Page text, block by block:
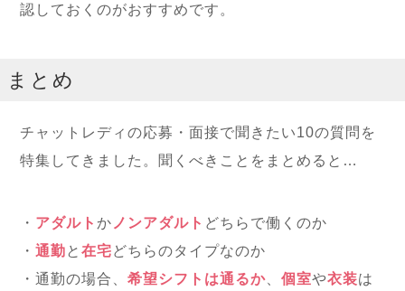
認しておくのがおすすめです。
まとめ
チャットレディの応募・面接で聞きたい10の質問を
特集してきました。聞くべきことをまとめると…
・ アダルトか ノンアダルト どちらで働くのか
・通勤 と在宅どちらのタイプなのか
・通勤の場合、希望シフトは通るか 、個室や衣装は